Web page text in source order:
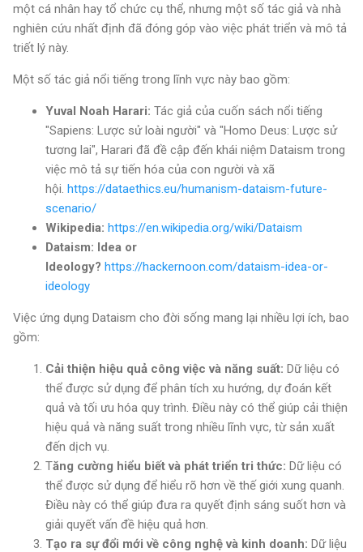
một cá nhân hay tổ chức cụ thể, nhưng một số tác giả và nhà
nghiên cứu nhất định đã đóng góp vào việc phát triển và mô tả
triết lý này.
Một số tác giả nổi tiếng trong lĩnh vực này bao gồm:
Yuval Noah Harari: Tác giả của cuốn sách nổi tiếng
"Sapiens: Lược sử loài người" và "Homo Deus: Lược sử
tương lai", Harari đã đề cập đến khái niệm Dataism trong
việc mô tả sự tiến hóa của con người và xã
hội. https://dataethics.eu/humanism-dataism-future-
scenario/
Wikipedia: https://en.wikipedia.org/wiki/Dataism
Dataism: Idea or
Ideology? https://hackernoon.com/dataism-idea-or-
ideology
Việc ứng dụng Dataism cho đời sống mang lại nhiều lợi ích, bao
gồm:
Cải thiện hiệu quả công việc và năng suất: Dữ liệu có
thể được sử dụng để phân tích xu hướng, dự đoán kết
quả và tối ưu hóa quy trình. Điều này có thể giúp cải thiện
hiệu quả và năng suất trong nhiều lĩnh vực, từ sản xuất
đến dịch vụ.
Tăng cường hiểu biết và phát triển tri thức: Dữ liệu có
thể được sử dụng để hiểu rõ hơn về thế giới xung quanh.
Điều này có thể giúp đưa ra quyết định sáng suốt hơn và
giải quyết vấn đề hiệu quả hơn.
Tạo ra sự đổi mới về công nghệ và kinh doanh: Dữ liệu